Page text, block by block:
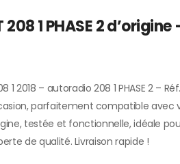
1 PHASE 2 d’origine
1 2018 – autoradio 208 1 PHASE 2 –
parfaitement compatible avec
testée et fonctionnelle, idéale
de qualité. Livraison rapide !